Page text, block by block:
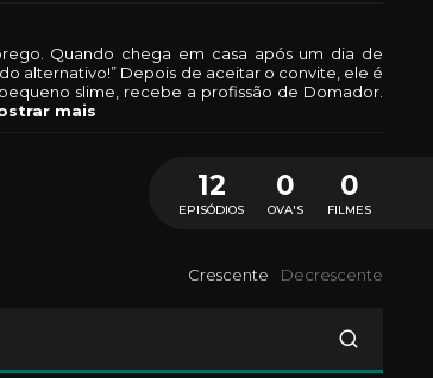
Quando chega em casa após um dia de
alternativo!” Depois de aceitar o convite, ele é
slime, recebe a profissão de Domador.
mais
12
EPISÓDIOS
0
OVA'S
0
FILMES
Crescente Decrescente